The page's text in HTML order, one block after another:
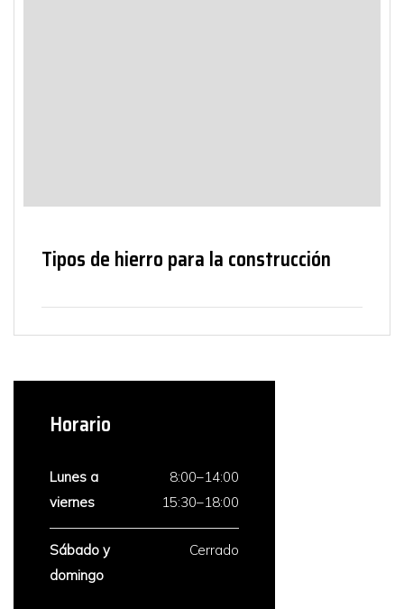
Tipos de hierro para la construcción
Horario
Lunes a
viernes
8:00–14:00
15:30–18:00
Sábado y
domingo
Cerrado